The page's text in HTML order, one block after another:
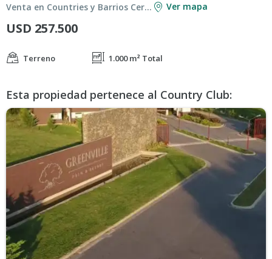
Venta en Countries y Barrios Cerrados en Berazategui Ver mapa
USD 257.500
Terreno 1.000 m² Total
Esta propiedad pertenece al Country Club: